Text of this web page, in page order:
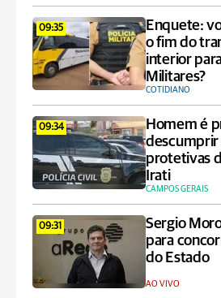
09:35
Enquete:
o fim do
interior
Militares?
COTIDIANO
09:34
Homem é
descumprir
protetivas
Irati
CAMPOS GERAIS
09:31
Sergio
para
do Estado
AO VIVO